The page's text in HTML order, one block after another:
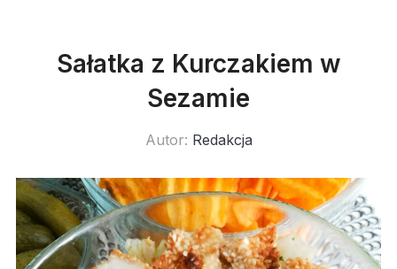
Sałatka z Kurczakiem w
Sezamie
Autor: Redakcja